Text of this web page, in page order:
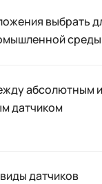
выбрать
абсолютным и
датчиком
датчиков